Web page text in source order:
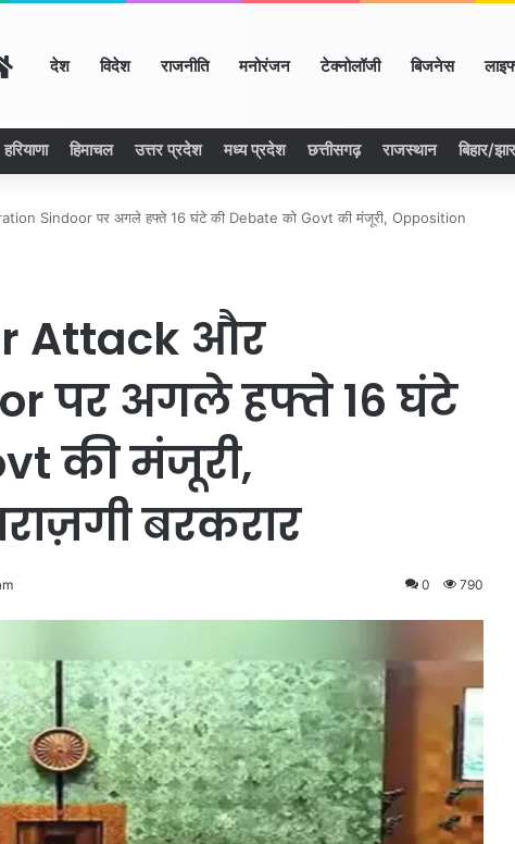
Homeदेश विदेश राजनीति मनोरंजन टेक्नोलॉजी बिजनेस
हरियाणा हिमाचल उत्तर प्रदेश मध्य प्रदेश छत्तीसगढ़ राजस्थान बिहार/
Sindoor पर अगले हफ्ते 16 घंटे की Debate को Govt की मंजूरी, Opposition
Attack और
पर अगले हफ्ते 16 घंटे
की मंजूरी,
बरकरार
0 790